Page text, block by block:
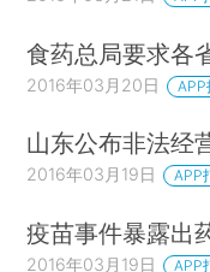
食药总局要求各
2016年03月20日 APP
山东公布非法经
2016年03月19日 APP
疫苗事件暴露出
2016年03月19日 APP